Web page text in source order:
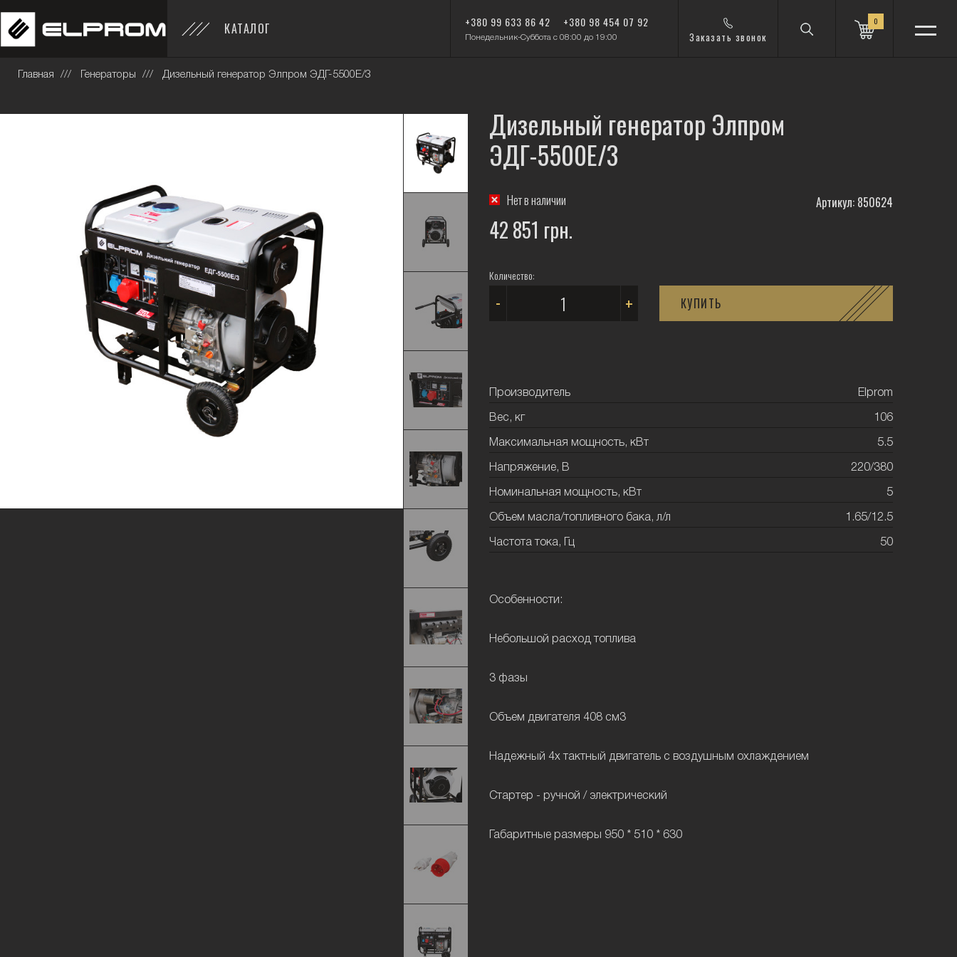
КАТАЛОГ +380 99 633 86 42 +380 98 454 07 92
Понедельник-Суббота с 08:00 до 19:00 Заказать звонок
0
Главная Генераторы Дизельный генератор Элпром ЭДГ-5500Е/3
Дизельный генератор Элпром
ЭДГ-5500Е/3
Нет в наличии Артикул: 850624
42 851 грн.
Количество:
- + КУПИТЬ
Производитель Elprom
Вес, кг 106
Максимальная мощность, кВт 5.5
Напряжение, В 220/380
Номинальная мощность, кВт 5
Объем масла/топливного бака, л/л 1.65/12.5
Частота тока, Гц 50
Особенности:
Небольшой расход топлива
3 фазы
Объем двигателя 408 см3
Надежный 4х тактный двигатель с воздушным охлаждением
Стартер - ручной / электрический
Габаритные размеры 950 * 510 * 630